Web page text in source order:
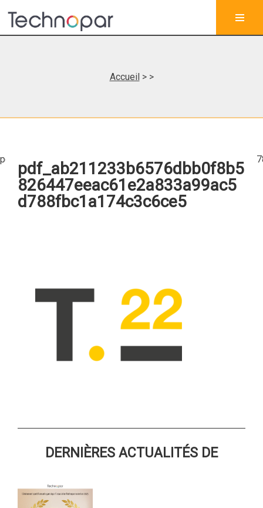
Accueil> >
pdf_ab211233b6576dbb0f8b5
826447eeac61e2a833a99ac5
d788fbc1a174c3c6ce5
DERNIÈRES ACTUALITÉS DE